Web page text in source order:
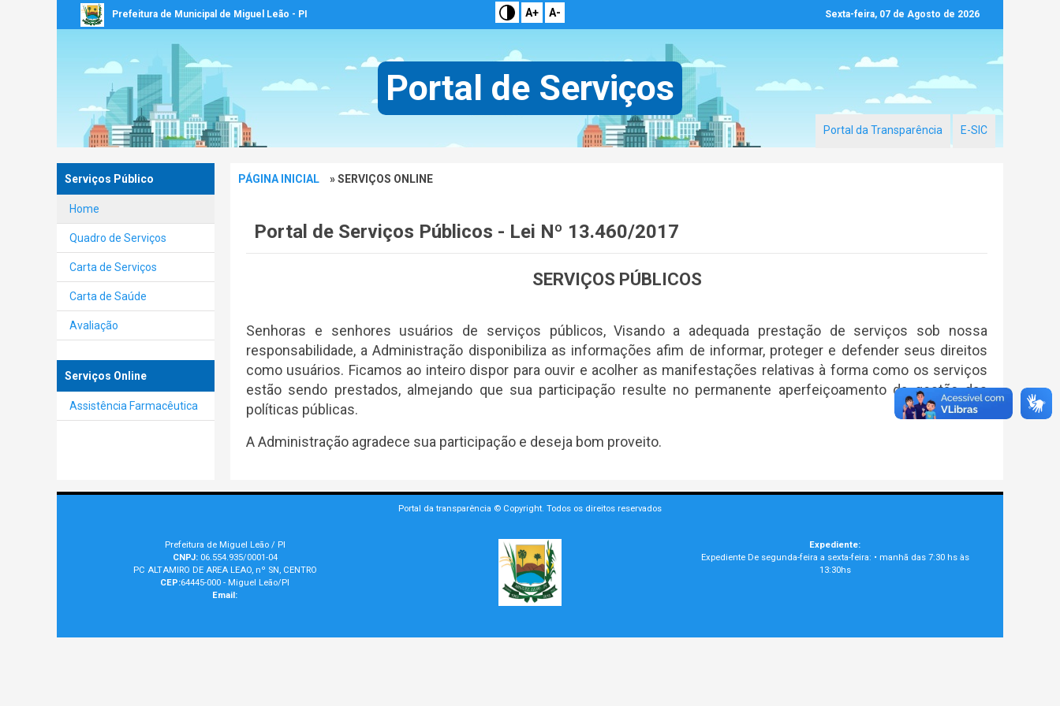
Prefeitura de Municipal de Miguel Leão - PI A+ A- Sexta-feira, 07 de Agosto de 2026
Portal de Serviços
Portal da Transparência E-SIC
Serviços Público
Home
Quadro de Serviços
Carta de Serviços
Carta de Saúde
Avaliação
Serviços Online
Assistência Farmacêutica
PÁGINA INICIAL » SERVIÇOS ONLINE
Portal de Serviços Públicos - Lei Nº 13.460/2017
SERVIÇOS PÚBLICOS
Senhoras e senhores usuários de serviços públicos, Visando a adequada prestação de serviços sob nossa
responsabilidade, a Administração disponibiliza as informações afim de informar, proteger e defender seus direitos
como usuários. Ficamos ao inteiro dispor para ouvir e acolher as manifestações relativas à forma como os serviços
estão sendo prestados, almejando que sua participação resulte no permanente aperfeiçoamento da gestão das
políticas públicas.
A Administração agradece sua participação e deseja bom proveito.
Portal da transparência © Copyright. Todos os direitos reservados
Prefeitura de Miguel Leão / PI
CNPJ:06.554.935/0001-04
PC ALTAMIRO DE AREA LEAO, nº SN, CENTRO
CEP:64445-000 - Miguel Leão/PI
Email:
Expediente:
Expediente De segunda-feira a sexta-feira: • manhã das 7:30 hs às
13:30hs